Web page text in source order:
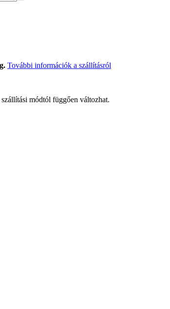
További információk a szállításról
módtól függően változhat.